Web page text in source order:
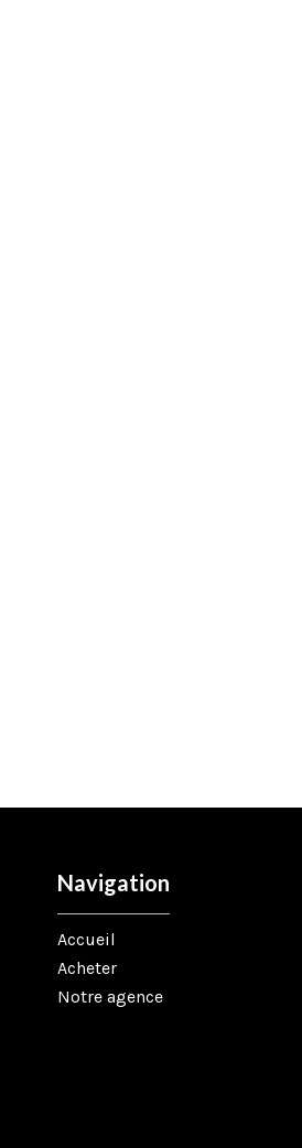
Navigation
Accueil
Acheter
Notre agence